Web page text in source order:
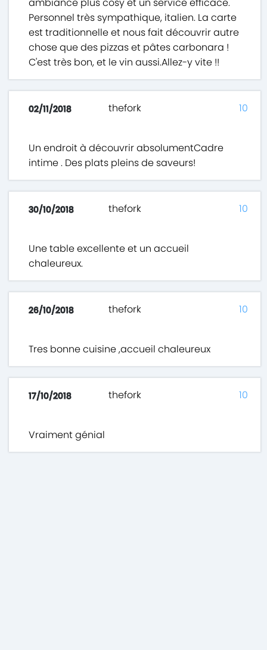
ambiance plus cosy et un service efficace.
Personnel très sympathique, italien. La carte
est traditionnelle et nous fait découvrir autre
chose que des pizzas et pâtes carbonara !
C'est très bon, et le vin aussi.Allez-y vite !!
02/11/2018 thefork
Un endroit à découvrir absolumentCadre
intime . Des plats pleins de saveurs!
10
30/10/2018 thefork
Une table excellente et un accueil
chaleureux.
10
26/10/2018 thefork
Tres bonne cuisine ,accueil chaleureux
10
17/10/2018 thefork
Vraiment génial
10